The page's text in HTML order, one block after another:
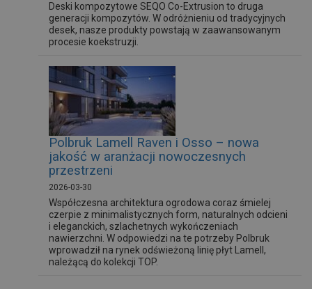
Deski kompozytowe SEQO Co-Extrusion to druga
generacji kompozytów. W odróżnieniu od tradycyjnych
desek, nasze produkty powstają w zaawansowanym
procesie koekstruzji.
Polbruk Lamell Raven i Osso – nowa
jakość w aranżacji nowoczesnych
przestrzeni
2026-03-30
Współczesna architektura ogrodowa coraz śmielej
czerpie z minimalistycznych form, naturalnych odcieni
i eleganckich, szlachetnych wykończeniach
nawierzchni. W odpowiedzi na te potrzeby Polbruk
wprowadził na rynek odświeżoną linię płyt Lamell,
należącą do kolekcji TOP.